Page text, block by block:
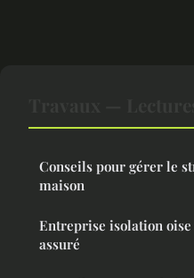
Conseils pour gérer le
maison
Entreprise isolation
assuré